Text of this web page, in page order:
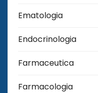
Ematologia
Endocrinologia
Farmaceutica
Farmacologia